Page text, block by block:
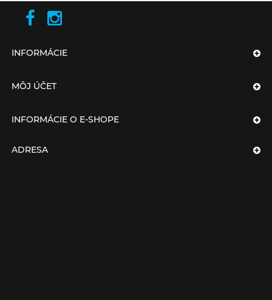
INFORMÁCIE
MÔJ ÚČET
INFORMÁCIE O E-SHOPE
ADRESA